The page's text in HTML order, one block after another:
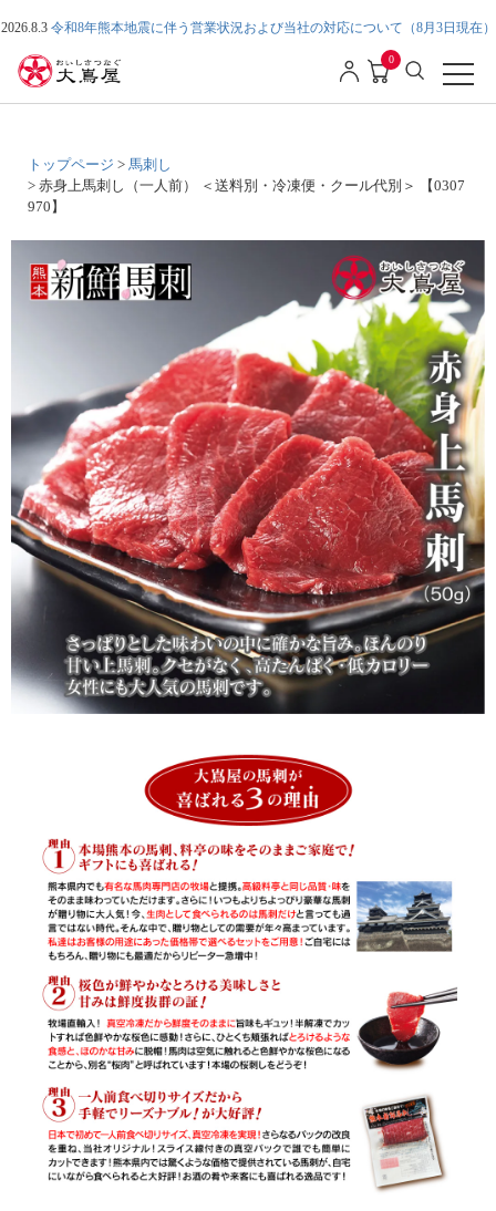
2026.8.3 令和8年熊本地震に伴う営業状況および当社の対応について（8月3日現在）
0
トップページ
馬刺し
赤身上馬刺し（一人前） ＜送料別・冷凍便・クール代別＞ 【0307
970】